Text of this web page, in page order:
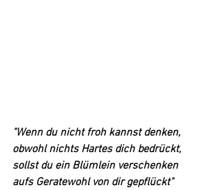
"Wenn du nicht froh kannst denken,
obwohl nichts Hartes dich bedrückt,
sollst du ein Blümlein verschenken
aufs Geratewohl von dir gepflückt"